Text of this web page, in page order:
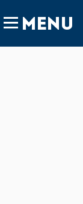
MENU